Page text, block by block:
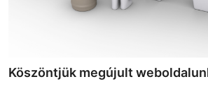
Kész Táptalajok
Hungarian
Köszöntjük megújult